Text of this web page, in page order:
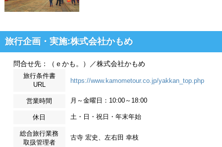
旅行企画・実施:株式会社かもめ
問合せ先：（ｅかも。）／株式会社かもめ
旅行条件書
URL
https://www.kamometour.co.jp/yakkan_top.php
営業時間 月～金曜日：10:00～18:00
休日 土・日・祝日・年末年始
総合旅行業務
取扱管理者
古寺 宏史、左右田 幸枝